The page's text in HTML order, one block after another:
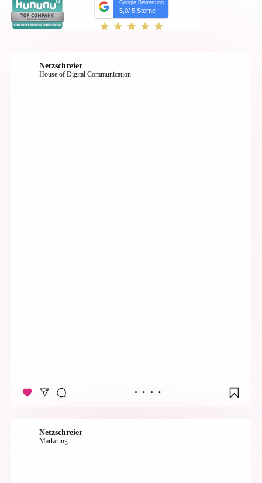
Google Bewertung
5,0/ 5 Sterne
Netzschreier
House of Digital Communication
Netzschreier
Marketing